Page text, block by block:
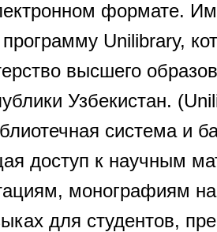
формате.
Unilibrary,
высшего
Узбекистан.
система и
доступ к научным
монографиям
для студентов,